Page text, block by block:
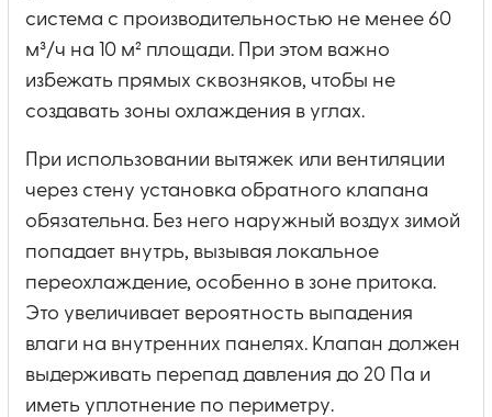
система с производительностью не менее 60
м³/ч на 10 м² площади. При этом важно
избежать прямых сквозняков, чтобы не
создавать зоны охлаждения в углах.
При использовании вытяжек или вентиляции
через стену установка обратного клапана
обязательна. Без него наружный воздух зимой
попадает внутрь, вызывая локальное
переохлаждение, особенно в зоне притока.
Это увеличивает вероятность выпадения
влаги на внутренних панелях. Клапан должен
выдерживать перепад давления до 20 Па и
иметь уплотнение по периметру.